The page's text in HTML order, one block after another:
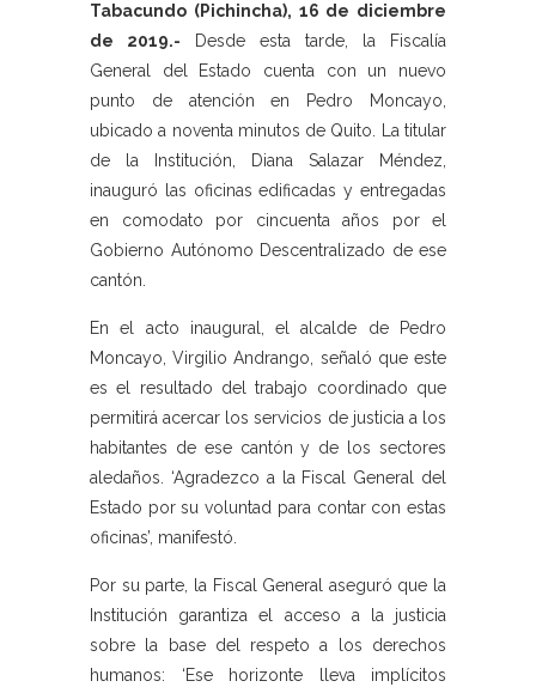
Tabacundo (Pichincha), 16 de diciembre
de 2019.- Desde esta tarde, la Fiscalía
General del Estado cuenta con un nuevo
punto de atención en Pedro Moncayo,
ubicado a noventa minutos de Quito. La titular
de la Institución, Diana Salazar Méndez,
inauguró las oficinas edificadas y entregadas
en comodato por cincuenta años por el
Gobierno Autónomo Descentralizado de ese
cantón.
En el acto inaugural, el alcalde de Pedro
Moncayo, Virgilio Andrango, señaló que este
es el resultado del trabajo coordinado que
permitirá acercar los servicios de justicia a los
habitantes de ese cantón y de los sectores
aledaños. ‘Agradezco a la Fiscal General del
Estado por su voluntad para contar con estas
oficinas’, manifestó.
Por su parte, la Fiscal General aseguró que la
Institución garantiza el acceso a la justicia
sobre la base del respeto a los derechos
humanos: ‘Ese horizonte lleva implícitos